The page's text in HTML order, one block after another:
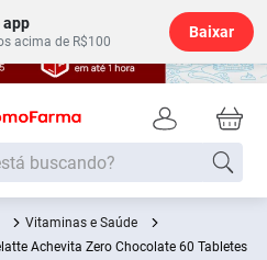
app
acima de R$100
Baixar
Vitaminas e Saúde
Achevita Zero Chocolate 60 Tabletes